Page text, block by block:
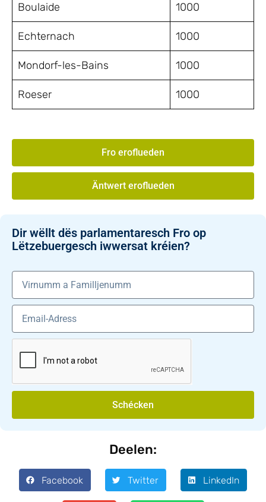
Boulaide 1000
Echternach 1000
Mondorf-les-Bains 1000
Roeser 1000
Fro eroflueden
Äntwert eroflueden
Dir wëllt dës parlamentaresch Fro op
Lëtzebuergesch iwwersat kréien?
Schécken
Deelen:
Facebook Twitter LinkedIn